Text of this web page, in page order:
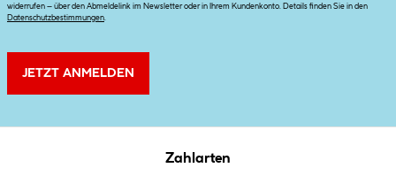
widerrufen – über den Abmeldelink im Newsletter oder in Ihrem Kundenkonto. Details finden Sie in den
Datenschutzbestimmungen
JETZT ANMELDEN
Zahlarten